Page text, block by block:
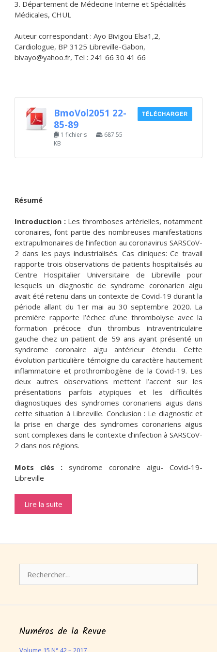
3. Département de Médecine Interne et Spécialités
Médicales, CHUL
Auteur correspondant : Ayo Bivigou Elsa1,2,
Cardiologue, BP 3125 Libreville-Gabon,
bivayo@yahoo.fr, Tel : 241 66 30 41 66
BmoVol2051 22-
85-89
1 fichier·s
687.55
KB
TÉLÉCHARGER
Résumé
Introduction :Les thromboses artérielles, notamment
coronaires, font partie des nombreuses manifestations
extrapulmonaires de l’infection au coronavirus SARSCoV-
2 dans les pays industrialisés. Cas cliniques: Ce travail
rapporte trois observations de patients hospitalisés au
Centre Hospitalier Universitaire de Libreville pour
lesquels un diagnostic de syndrome coronarien aigu
avait été retenu dans un contexte de Covid-19 durant la
période allant du 1er mai au 30 septembre 2020. La
première rapporte l’échec d’une thrombolyse avec la
formation précoce d’un thrombus intraventriculaire
gauche chez un patient de 59 ans ayant présenté un
syndrome coronaire aigu antérieur étendu. Cette
évolution particulière témoigne du caractère hautement
inflammatoire et prothrombogène de la Covid-19. Les
deux autres observations mettent l’accent sur les
présentations parfois atypiques et les difficultés
diagnostiques des syndromes coronariens aigus dans
cette situation à Libreville. Conclusion : Le diagnostic et
la prise en charge des syndromes coronariens aigus
sont complexes dans le contexte d’infection à SARSCoV-
2 dans nos régions.
Mots clés : syndrome coronaire aigu- Covid-19-
Libreville
Lire la suite
Numéros de la Revue
Volume 15 N° 42 – 2017